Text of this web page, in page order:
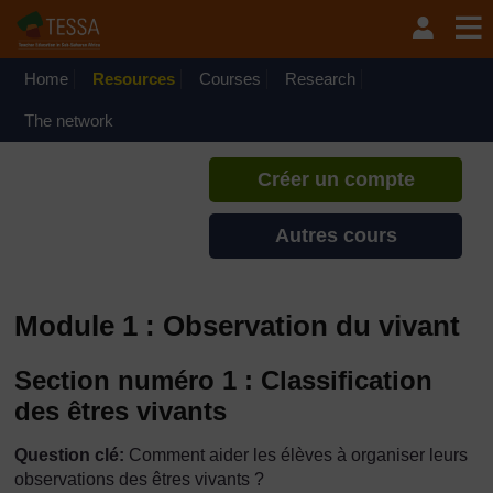
Home Resources Courses Research
The network
Si vous créez un compte, vous
pouvez établir un profil
Créer un compte
Autres cours
Module 1 : Observation du vivant
Section numéro 1 : Classification
des êtres vivants
Question clé: Comment aider les élèves à organiser leurs
observations des êtres vivants ?